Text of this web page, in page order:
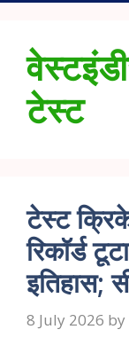
टेस्ट
टेस्ट
रिकॉर्ड
इतिहास;
8 July 2026 by